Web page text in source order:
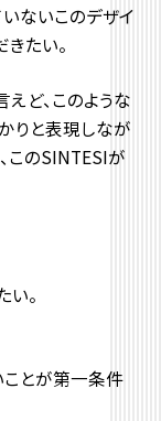
ないこのデザイ
たい。
ど、このような
りと表現しなが
このSINTESIが
。
ことが第一条件